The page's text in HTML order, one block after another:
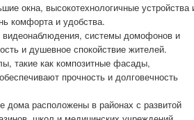
окна, высокотехнологичные устройства
комфорта и удобства.
видеонаблюдения, системы домофонов и
и душевное спокойствие жителей.
такие как композитные фасады,
прочность и долговечность
расположены в районах с развитой